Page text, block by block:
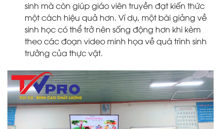
sinh mà còn giúp giáo viên truyền đạt kiến thức
một cách hiệu quả hơn. Ví dụ, một bài giảng về
sinh học có thể trở nên sống động hơn khi kèm
theo các đoạn video minh họa về quá trình sinh
trưởng của thực vật.